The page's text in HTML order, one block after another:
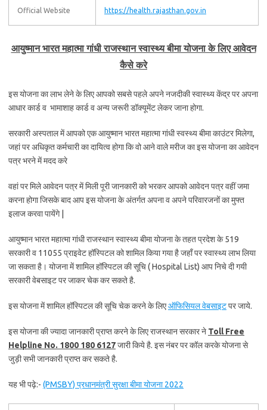
Official Website https://health.rajasthan.gov.in
आयुष्मान भारत महात्मा गांधी राजस्थान स्वास्थ्य बीमा योजना के लिए आवेदन
कैसे करे
इस योजना का लाभ लेने के लिए आपको सबसे पहले अपने नजदीकी स्वास्थ्य केंद्र पर अपना
आधार कार्ड व भामाशाह कार्ड व अन्य जरूरी डॉक्यूमेंट लेकर जाना होगा.
सरकारी अस्पताल में आपको एक आयुष्मान भारत महात्मा गांधी स्वस्थ्य बीमा काउंटर मिलेगा,
जहां पर अधिकृत कर्मचारी का दायित्व होगा कि वो आने वाले मरीज का इस योजना का आवेदन
पत्र भरने में मदद करे
वहां पर मिले आवेदन पत्र में मिली पूरी जानकारी को भरकर आपको आवेदन पत्र वहीं जमा
करना होगा जिसके बाद आप इस योजना के अंतर्गत अपना व अपने परिवारजनों का मुफ्त
इलाज करवा पायेंगे |
आयुष्मान भारत महात्मा गांधी राजस्थान स्वास्थ्य बीमा योजना के तहत प्रदेश के 519
सरकारी व 11055 प्राइवेट हॉस्पिटल को शामिल किया गया है जहाँ पर स्वास्थ्य लाभ लिया
जा सकता है। योजना में शामिल हॉस्पिटल की सूचि ( Hospital List) आप निचे दी गयी
सरकारी वेबसाइट पर जाकर चेक कर सकते है.
इस योजना में शामिल हॉस्पिटल की सूचि चेक करने के लिएऑफिसियल वेबसाइटपर जाये.
इस योजना की ज्यादा जानकारी प्राप्त करने के लिए राजस्थान सरकार ने Toll Free
Helpline No. 1800 180 6127जारी किये है. इस नंबर पर कॉल करके योजना से
जुड़ी सभी जानकारी प्राप्त कर सकते है.
यह भी पढ़े:- (PMSBY) प्रधानमंत्री सुरक्षा बीमा योजना 2022